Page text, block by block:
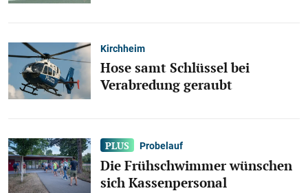
Kirchheim
Hose samt Schlüssel bei
Verabredung geraubt
Probelauf
Die Frühschwimmer wünschen
sich Kassenpersonal